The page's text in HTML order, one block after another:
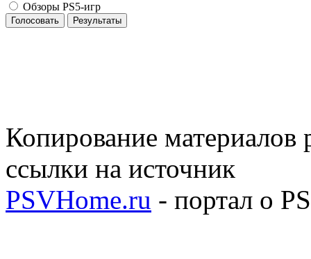
Обзоры PS5-игр
Голосовать Результаты
Копирование материалов
ссылки на источник
PSVHome.ru - портал о